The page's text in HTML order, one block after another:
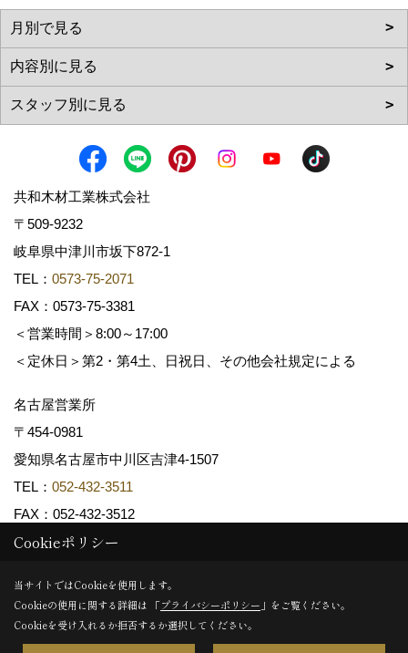
共和木材工業株式会社
〒509-9232
岐阜県中津川市坂下872‐1
TEL： 0573-75-2071
FAX：0573-75-3381
＜営業時間＞8:00～17:00
＜定休日＞第2・第4土、日祝日、その他会社規定による
名古屋営業所
〒454-0981
愛知県名古屋市中川区吉津4-1507
TEL： 052-432-3511
FAX：052-432-3512
Copyright (c) 共和木材工業株式会社. All Rights Reserved.
Produced byゴデスクリエイト
Cookieポリシー
当サイトではCookieを使用します。
Cookieの使用に関する詳細は 「プライバシーポリシー 」をご覧ください。
Cookieを受け入れるか拒否するか選択してください。